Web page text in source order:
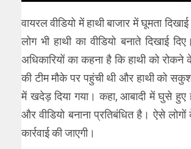
वायरल वीडियो में हाथी बाजार में घूमता
लोग भी हाथी का वीडियो बनाते दिखाई
अधिकारियों का कहना है कि हाथी को रोकने
की टीम मौके पर पहुंची थी और हाथी को
में खदेड़ दिया गया। कहा, आबादी में घुसे हुए
और वीडियो बनाना प्रतिबंधित है। ऐसे
कार्रवाई की जाएगी।